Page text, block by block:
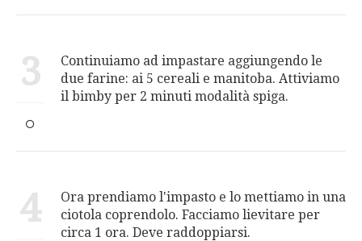
3
Continuiamo ad impastare aggiungendo le
due farine: ai 5 cereali e manitoba. Attiviamo
il bimby per 2 minuti modalità spiga.
4
Ora prendiamo l'impasto e lo mettiamo in una
ciotola coprendolo. Facciamo lievitare per
circa 1 ora. Deve raddoppiarsi.